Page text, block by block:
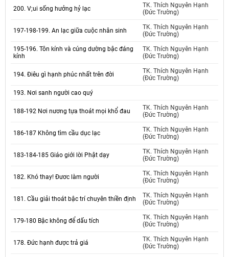
200. V;ui sống hưởng hỷ lạc
TK. Thích Nguyên Hạnh
(Đức Trường)
197-198-199. An lạc giữa cuộc nhân sinh
TK. Thích Nguyên Hạnh
(Đức Trường)
195-196. Tôn kính và cúng dường bậc đáng
kính
TK. Thích Nguyên Hạnh
(Đức Trường)
194. Điêu gì hạnh phúc nhất trên đời
TK. Thích Nguyên Hạnh
(Đức Trường)
193. Nơi sanh người cao quý
188-192 Nơi nương tựa thoát mọi khổ đau
TK. Thích Nguyên Hạnh
(Đức Trường)
186-187 Không tìm cầu dục lạc
TK. Thích Nguyên Hạnh
(Đức Trường)
183-184-185 Giáo giới lời Phật dạy
TK. Thích Nguyên Hạnh
(Đức Trường)
182. Khó thay! Đươc làm người
TK. Thích Nguyên Hạnh
(Đức Trường)
181. Cầu giải thoát bậc trí chuyên thiền định
TK. Thích Nguyên Hạnh
(Đức Trường)
179-180 Bậc không để dấu tích
TK. Thích Nguyên Hạnh
(Đức Trường)
178. Đức hạnh được trả giá
TK. Thích Nguyên Hạnh
(Đức Trường)